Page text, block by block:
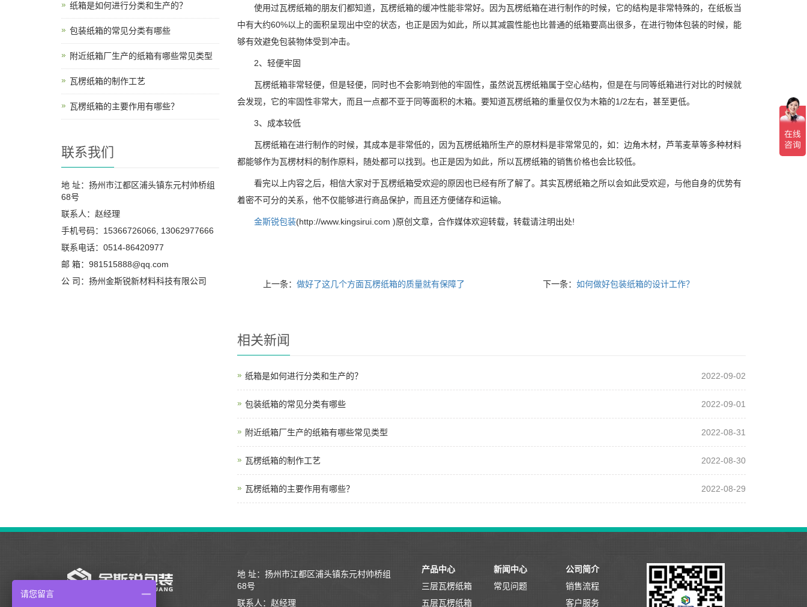
使用过瓦楞纸箱的朋友们都知道，瓦楞纸箱的缓冲性能非常好。因为瓦楞纸箱在进行制作的时候，它的结构是非常特殊的，在纸板当
中有大约60%以上的面积呈现出中空的状态，也正是因为如此，所以其减震性能也比普通的纸箱要高出很多，在进行物体包装的时候，能
够有效避免包装物体受到冲击。
2、轻便牢固
瓦楞纸箱非常轻便，但是轻便，同时也不会影响到他的牢固性，虽然说瓦楞纸箱属于空心结构，但是在与同等纸箱进行对比的时候就
会发现，它的牢固性非常大，而且一点都不亚于同等面积的木箱。要知道瓦楞纸箱的重量仅仅为木箱的1/2左右，甚至更低。
3、成本较低
瓦楞纸箱在进行制作的时候，其成本是非常低的，因为瓦楞纸箱所生产的原材料是非常常见的，如：边角木材，芦苇麦草等多种材料
都能够作为瓦楞材料的制作原料，随处都可以找到。也正是因为如此，所以瓦楞纸箱的销售价格也会比较低。
看完以上内容之后，相信大家对于瓦楞纸箱受欢迎的原因也已经有所了解了。其实瓦楞纸箱之所以会如此受欢迎，与他自身的优势有
着密不可分的关系，他不仅能够进行商品保护，而且还方便储存和运输。
金斯锐包装(http://www.kingsirui.com )原创文章，合作媒体欢迎转载，转载请注明出处!
上一条：做好了这几个方面瓦楞纸箱的质量就有保障了 下一条：如何做好包装纸箱的设计工作？
相关新闻
纸箱是如何进行分类和生产的？ 2022-09-02
包装纸箱的常见分类有哪些 2022-09-01
附近纸箱厂生产的纸箱有哪些常见类型 2022-08-31
瓦楞纸箱的制作工艺 2022-08-30
瓦楞纸箱的主要作用有哪些？ 2022-08-29
纸箱是如何进行分类和生产的？
包装纸箱的常见分类有哪些
附近纸箱厂生产的纸箱有哪些常见类型
瓦楞纸箱的制作工艺
瓦楞纸箱的主要作用有哪些？
联系我们
地 址：扬州市江都区浦头镇东元村帅桥组
68号
联系人：赵经理
手机号码：15366726066, 13062977666
联系电话：0514-86420977
邮 箱：981515888@qq.com
公 司：扬州金斯锐新材料科技有限公司
地 址：扬州市江都区浦头镇东元村帅桥组
68号
联系人：赵经理
产品中心
三层瓦楞纸箱
五层瓦楞纸箱
新闻中心
常见问题
公司简介
销售流程
客户服务
请您留言